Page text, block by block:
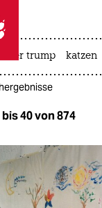
taz zahl ich
taz zahl ich
unter trump katzen
40 von 874